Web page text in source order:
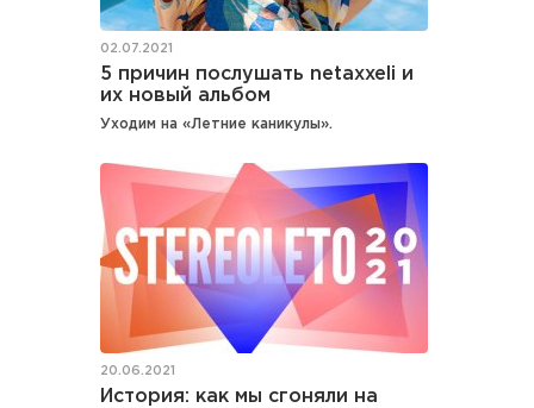
02.07.2021
5 причин послушать netaxxeli и
их новый альбом
Уходим на «Летние каникулы».
20.06.2021
История: как мы сгоняли на